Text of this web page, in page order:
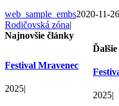
web_sample_embs2020-11-
Rodičovská zóna|
2025|
Najnovšie články
Festival Mravenec
2025|